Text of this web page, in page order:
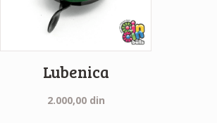
Lubenica
2.000,00 din